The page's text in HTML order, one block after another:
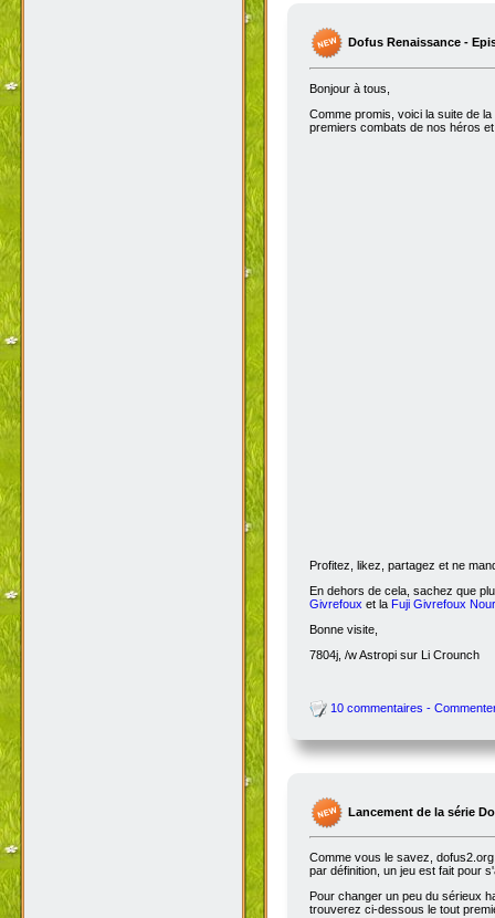
Dofus Renaissance -
Bonjour à tous,
Comme promis, voici la suite de
premiers combats de nos héros
Profitez, likez, partagez et ne
En dehors de cela, sachez que
Givrefoux et la Fuji Givrefoux
Bonne visite,
7804j, /w Astropi sur Li Crounch
10 commentaires -
Lancement de la série
Comme vous le savez,
par définition, un jeu est fait pour
Pour changer un peu du sérieux
trouverez ci-dessous le tout